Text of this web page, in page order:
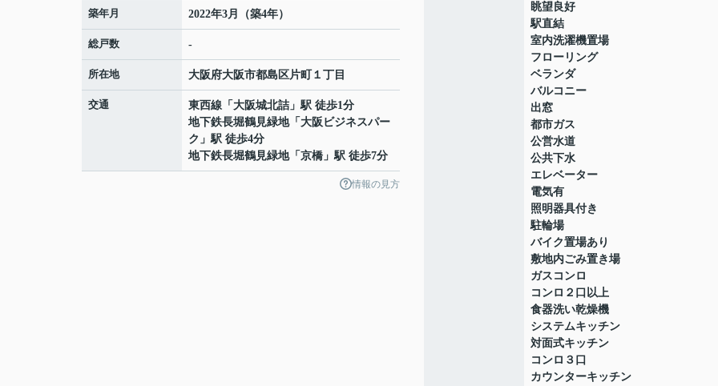
築年月 2022年3月（築4年）
総戸数 -
所在地 大阪府大阪市都島区片町 １丁目
交通 東西線 「 大阪城北詰 」駅 徒歩1分
地下鉄長堀鶴見緑地「 大阪ビジネスパー
ク 」駅 徒歩4分
地下鉄長堀鶴見緑地「 京橋 」駅 徒歩7分
情報の見方
眺望良好
駅直結
室内洗濯機置場
フローリング
ベランダ
バルコニー
出窓
都市ガス
公営水道
公共下水
エレベーター
電気有
照明器具付き
駐輪場
バイク置場あり
敷地内ごみ置き場
ガスコンロ
コンロ２口以上
食器洗い乾燥機
システムキッチン
対面式キッチン
コンロ３口
カウンターキッチン